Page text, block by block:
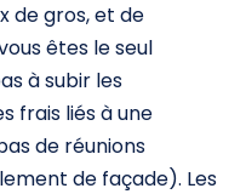
de gros, et de
êtes le seul
à subir les
frais liés à une
de réunions
de façade). Les